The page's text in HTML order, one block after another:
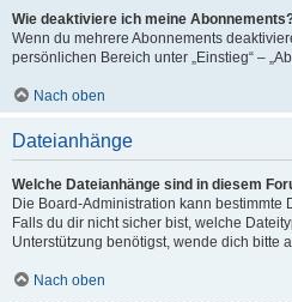
Wie deaktiviere ich meine
Wenn du mehrere Abonnements
persönlichen Bereich unter „Einstieg“ –
Nach oben
Dateianhänge
Welche Dateianhänge sind in diesem
Die Board-Administration kann bestimmte
Falls du dir nicht sicher bist, welche
Unterstützung benötigst, wende dich bitte
Nach oben